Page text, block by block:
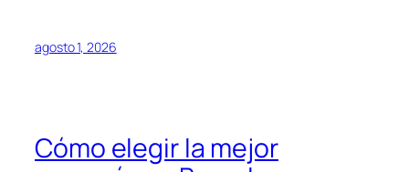
agosto 1, 2026
Cómo elegir la mejor